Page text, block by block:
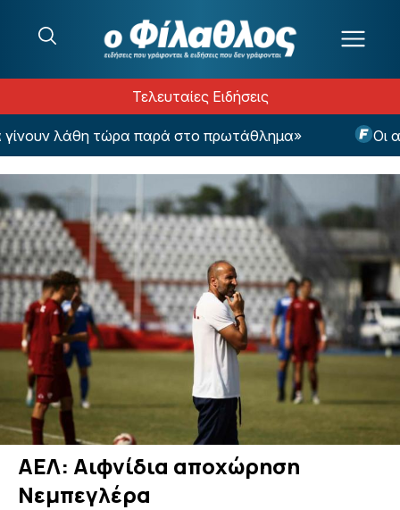
Τελευταίες Ειδήσεις
λάθη τώρα παρά στο πρωτάθλημα» Οι
ΑΕΛ: Αιφνίδια αποχώρηση
Νεμπεγλέρα